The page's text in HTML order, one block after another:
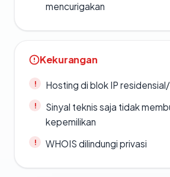
mencurigakan
Kekurangan
Hosting di blok IP
Sinyal teknis saja tidak
kepemilikan
WHOIS dilindungi privasi